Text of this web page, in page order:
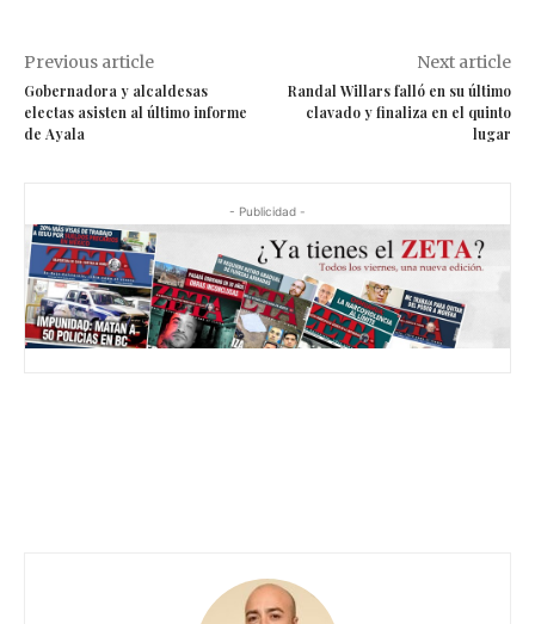
Previous article
Gobernadora y alcaldesas
electas asisten al último informe
de Ayala
Next article
Randal Willars falló en su último
clavado y finaliza en el quinto
lugar
- Publicidad -